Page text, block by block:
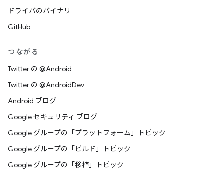
ドライバのバイナリ
GitHub
つながる
Twitter の @Android
Twitter の @AndroidDev
Android ブログ
Google セキュリティ ブログ
Google グループの「プラットフォーム」トピック
Google グループの「ビルド」トピック
Google グループの「移植」トピック